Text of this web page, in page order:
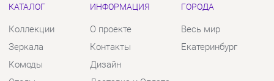
Тумбы
Шкафы
Комплектующие
Политика
Гарантия
Помощь
КОНТАКТЫ